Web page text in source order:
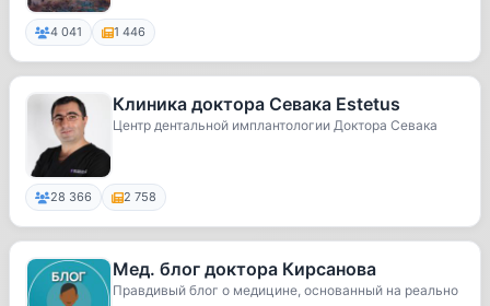
4 041 1 446
Клиника доктора Севака Estetus
Центр дентальной имплантологии Доктора Севака
28 366 2 758
Мед. блог доктора Кирсанова
Правдивый блог о медицине, основанный на реально